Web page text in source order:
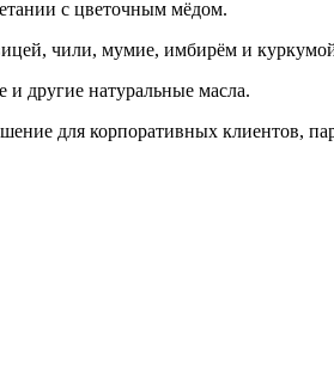
с цветочным мёдом.
чили, мумие, имбирём и
другие натуральные масла.
для корпоративных клиентов,